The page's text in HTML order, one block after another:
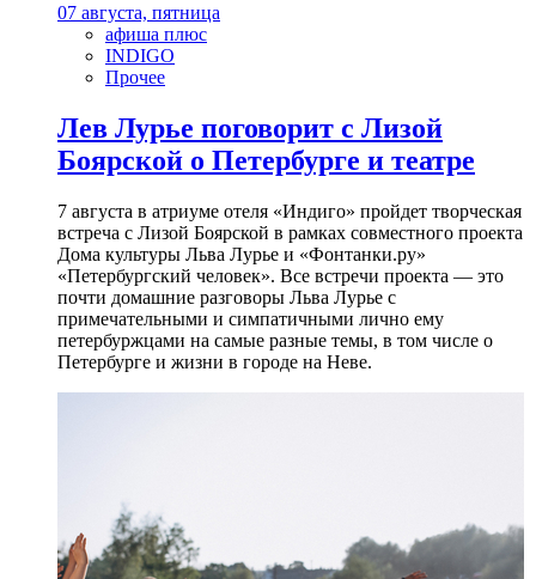
07 августа, пятница
афиша плюс
INDIGO
Прочее
Лев Лурье поговорит с Лизой
Боярской о Петербурге и театре
7 августа в атриуме отеля «Индиго» пройдет творческая
встреча с Лизой Боярской в рамках совместного проекта
Дома культуры Льва Лурье и «Фонтанки.ру»
«Петербургский человек». Все встречи проекта — это
почти домашние разговоры Льва Лурье с
примечательными и симпатичными лично ему
петербуржцами на самые разные темы, в том числе о
Петербурге и жизни в городе на Неве.